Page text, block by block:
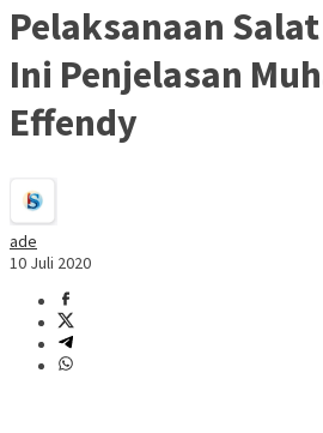
Pelaksanaan
Ini Penjelasan
Effendy
ade
10 Juli 2020